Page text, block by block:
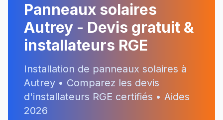
Panneaux solaires
Autrey - Devis gratuit &
installateurs RGE
Installation de panneaux solaires à
Autrey • Comparez les devis
d'installateurs RGE certifiés • Aides
2026